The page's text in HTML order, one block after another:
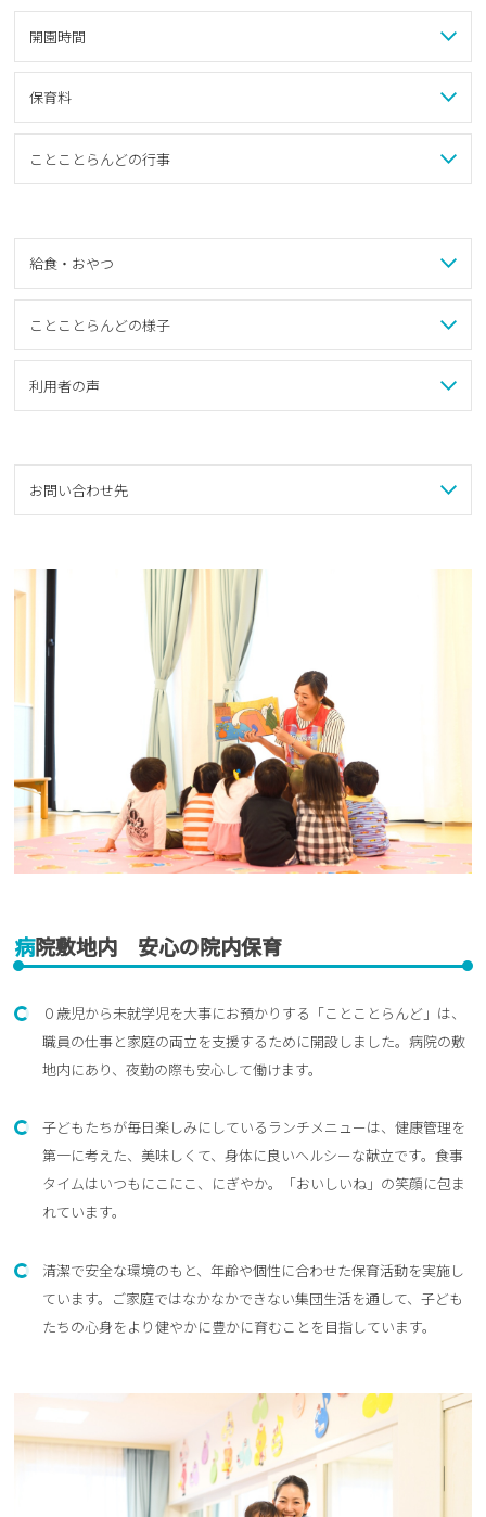
開園時間
保育料
ことことらんどの行事
給食・おやつ
ことことらんどの様子
利用者の声
お問い合わせ先
病院敷地内 安心の院内保育
０歳児から未就学児を大事にお預かりする「ことことらんど」は、
職員の仕事と家庭の両立を支援するために開設しました。病院の敷
地内にあり、夜勤の際も安心して働けます。
子どもたちが毎日楽しみにしているランチメニューは、健康管理を
第一に考えた、美味しくて、身体に良いヘルシーな献立です。食事
タイムはいつもにこにこ、にぎやか。「おいしいね」の笑顔に包ま
れています。
清潔で安全な環境のもと、年齢や個性に合わせた保育活動を実施し
ています。ご家庭ではなかなかできない集団生活を通して、子ども
たちの心身をより健やかに豊かに育むことを目指しています。